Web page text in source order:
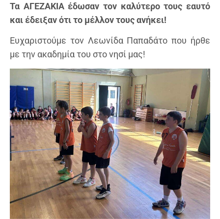
Τα ΑΓΕΖΑΚΙΑ έδωσαν τον καλύτερο τους εαυτό
και έδειξαν ότι το μέλλον τους ανήκει!
Ευχαριστούμε τον Λεωνίδα Παπαδάτο που ήρθε
με την ακαδημία του στο νησί μας!